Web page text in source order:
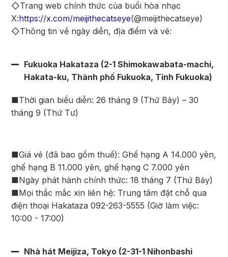
◇Trang web chính thức của buổi hòa nhạc
X:https://x.com/meijithecatseye(@meijithecatseye)
◇Thông tin về ngày diễn, địa điểm và vé:
Fukuoka Hakataza (2-1 Shimokawabata-machi,
Hakata-ku, Thành phố Fukuoka, Tỉnh Fukuoka)
■Thời gian biểu diễn: 26 tháng 9 (Thứ Bảy) – 30
tháng 9 (Thứ Tư)
■Giá vé (đã bao gồm thuế): Ghế hạng A 14.000 yên,
ghế hạng B 11.000 yên, ghế hạng C 7.000 yên
■Ngày phát hành chính thức: 18 tháng 7 (Thứ Bảy)
■Mọi thắc mắc xin liên hệ: Trung tâm đặt chỗ qua
điện thoại Hakataza 092-263-5555 (Giờ làm việc:
10:00 - 17:00)
Nhà hát Meijiza, Tokyo (2-31-1 Nihonbashi